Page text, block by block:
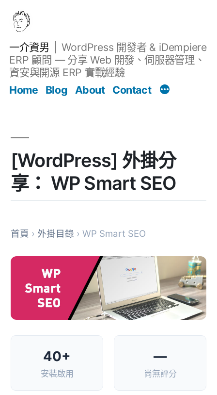
一介資男
WordPress 開發者 & iDempiere
ERP 顧問 — 分享 Web 開發、伺服器管理、
資安與開源 ERP 實戰經驗
Home
Blog About Contact
[WordPress] 外掛分
享： WP Smart SEO
首頁 › 外掛目錄 › WP Smart SEO
40+
安裝啟用
—
尚無評分
文章